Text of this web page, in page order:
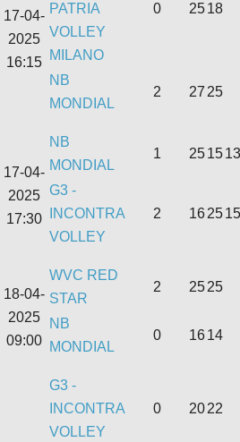
17-04-
2025
16:15
PATRIA
VOLLEY
MILANO
0 2518
NB
MONDIAL
2 27 25
17-04-
2025
17:30
NB
MONDIAL
1 251513
G3 -
INCONTRA
VOLLEY
2 162515
18-04-
2025
09:00
WVC RED
STAR
2 2525
NB
MONDIAL
0 1614
G3 -
INCONTRA
VOLLEY
0 2022